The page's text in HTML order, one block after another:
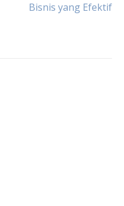
Bisnis yang Efektif